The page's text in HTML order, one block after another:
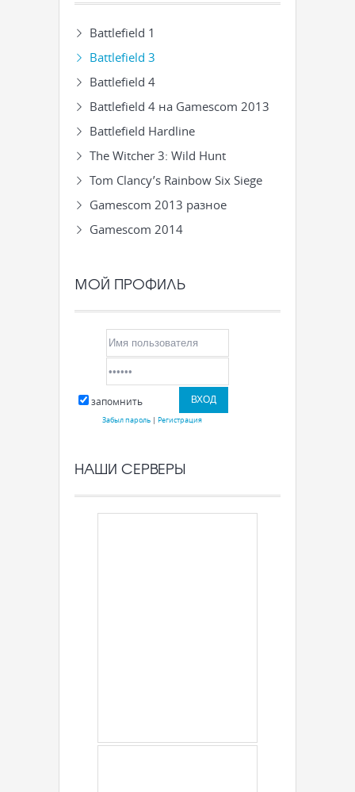
Battlefield 1
Battlefield 3
Battlefield 4
Battlefield 4 на Gamescom 2013
Battlefield Hardline
The Witcher 3: Wild Hunt
Tom Clancy’s Rainbow Six Siege
Gamescom 2013 разное
Gamescom 2014
МОЙ ПРОФИЛЬ
запомнить
Забыл пароль| Регистрация
НАШИ СЕРВЕРЫ